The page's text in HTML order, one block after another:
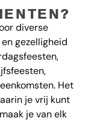
diverse
gezelligheid
Het
je vrij kunt
je van elk